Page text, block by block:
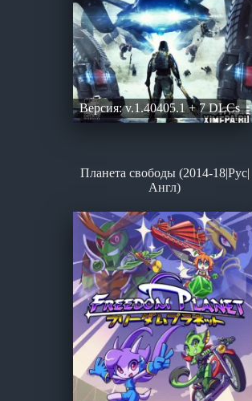
Версия: v.1.40405.1 + 7 DLCs
Планета свободы (2014-18|Рус|
Англ)